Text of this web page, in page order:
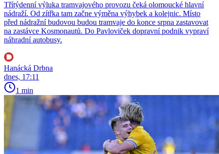
Třítýdenní výluka tramvajového provozu čeká olomoucké hlavní
nádraží. Od zítřka tam začne výměna výhybek a kolejnic. Místo
před nádražní budovou budou tramvaje do konce srpna zastavovat
na zastávce Kosmonautů. Do Pavloviček dopravní podnik vypraví
náhradní autobusy.
Hanácká Drbna
dnes, 17:11
1 min